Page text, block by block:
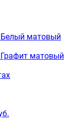
Белый матовый
матовый